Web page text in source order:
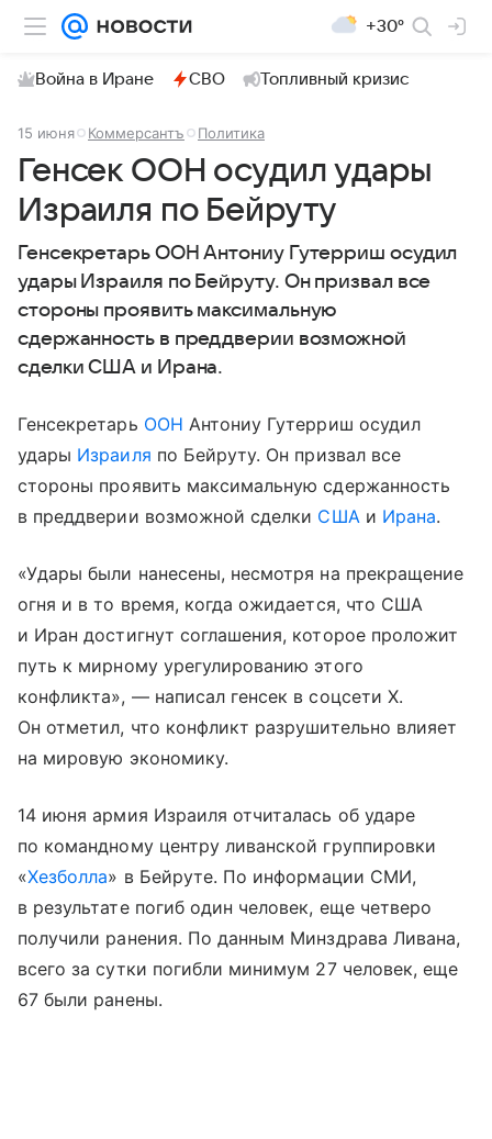
+30°
Война в Иране СВО Топливный кризис
15 июня Коммерсантъ Политика
Генсек ООН осудил удары
Израиля по Бейруту
Генсекретарь ООН Антониу Гутерриш осудил
удары Израиля по Бейруту. Он призвал все
стороны проявить максимальную
сдержанность в преддверии возможной
сделки США и Ирана.
Генсекретарь ООН Антониу Гутерриш осудил
удары Израиля по Бейруту. Он призвал все
стороны проявить максимальную сдержанность
в преддверии возможной сделки СШАи Ирана.
«Удары были нанесены, несмотря на прекращение
огня и в то время, когда ожидается, что США
и Иран достигнут соглашения, которое проложит
путь к мирному урегулированию этого
конфликта», — написал генсек в соцсети Х.
Он отметил, что конфликт разрушительно влияет
на мировую экономику.
14 июня армия Израиля отчиталась об ударе
по командному центру ливанской группировки
«Хезболла» в Бейруте. По информации СМИ,
в результате погиб один человек, еще четверо
получили ранения. По данным Минздрава Ливана,
всего за сутки погибли минимум 27 человек, еще
67 были ранены.